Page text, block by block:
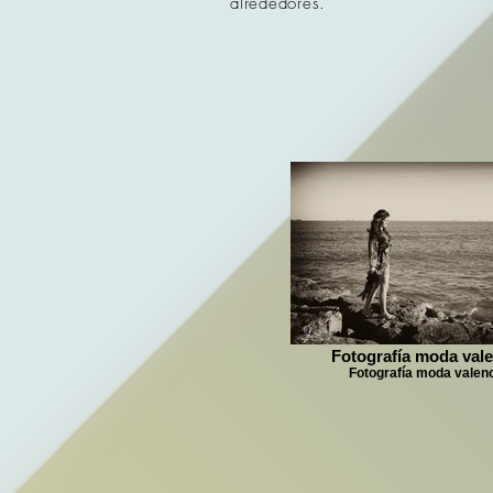
Fotografía moda
Fotografía moda